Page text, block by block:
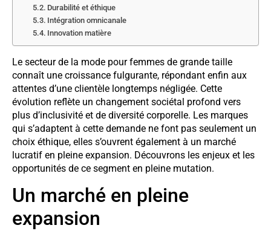
Durabilité et éthique
Intégration omnicanale
Innovation matière
Le secteur de la mode pour femmes de grande taille
connaît une croissance fulgurante, répondant enfin aux
attentes d’une clientèle longtemps négligée. Cette
évolution reflète un changement sociétal profond vers
plus d’inclusivité et de diversité corporelle. Les marques
qui s’adaptent à cette demande ne font pas seulement un
choix éthique, elles s’ouvrent également à un marché
lucratif en pleine expansion. Découvrons les enjeux et les
opportunités de ce segment en pleine mutation.
Un marché en pleine
expansion